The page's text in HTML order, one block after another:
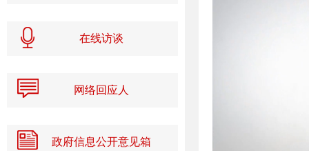
在线访谈
网络回应人
政府信息公开意见箱